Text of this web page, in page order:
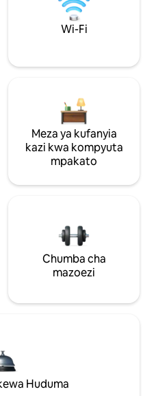
Wi-Fi
Meza ya kufanyia
kazi kwa kompyuta
mpakato
Chumba cha
mazoezi
Huduma